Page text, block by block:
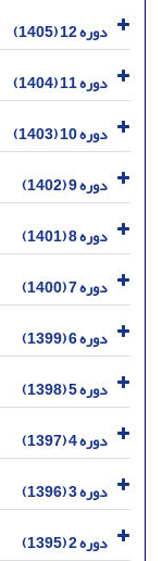
دوره 12 (1405)
دوره 11 (1404)
دوره 10 (1403)
دوره 9 (1402)
دوره 8 (1401)
دوره 7 (1400)
دوره 6 (1399)
دوره 5 (1398)
دوره 4 (1397)
دوره 3 (1396)
دوره 2 (1395)